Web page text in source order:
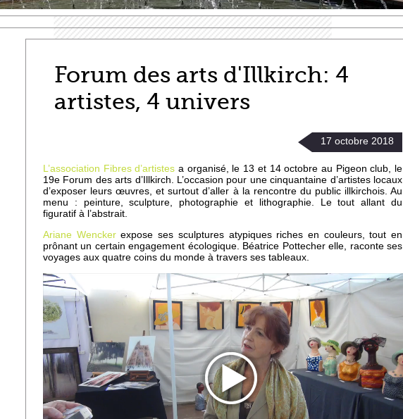
Forum des arts d'Illkirch: 4
artistes, 4 univers
17 octobre 2018
L’association Fibres d’artistes a organisé, le 13 et 14 octobre au Pigeon club, le
19e Forum des arts d’Illkirch. L’occasion pour une cinquantaine d’artistes locaux
d’exposer leurs œuvres, et surtout d’aller à la rencontre du public illkirchois. Au
menu : peinture, sculpture, photographie et lithographie. Le tout allant du
figuratif à l’abstrait.
Ariane Wenckerexpose ses sculptures atypiques riches en couleurs, tout en
prônant un certain engagement écologique. Béatrice Pottecher elle, raconte ses
voyages aux quatre coins du monde à travers ses tableaux.